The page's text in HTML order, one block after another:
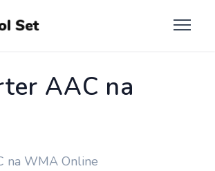
AAC na
na WMA Online